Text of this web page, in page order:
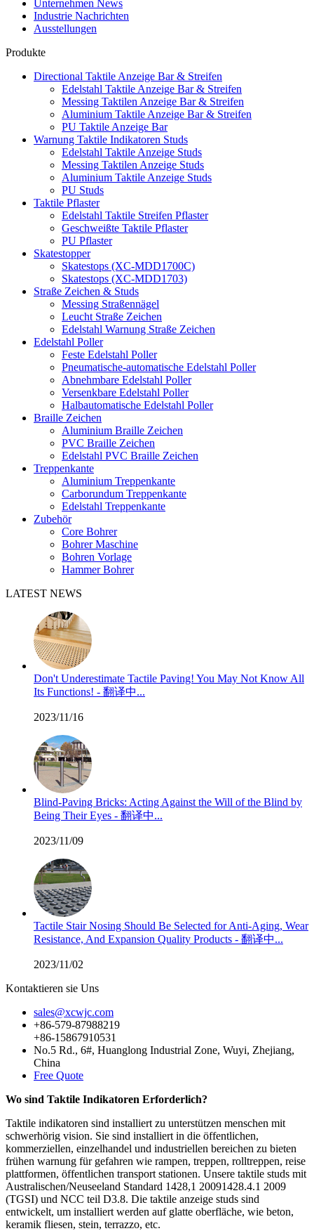
Unternehmen News
Industrie Nachrichten
Ausstellungen
Produkte
Directional Taktile Anzeige Bar & Streifen
Edelstahl Taktile Anzeige Bar & Streifen
Messing Taktilen Anzeige Bar & Streifen
Aluminium Taktile Anzeige Bar & Streifen
PU Taktile Anzeige Bar
Warnung Taktile Indikatoren Studs
Edelstahl Taktile Anzeige Studs
Messing Taktilen Anzeige Studs
Aluminium Taktile Anzeige Studs
PU Studs
Taktile Pflaster
Edelstahl Taktile Streifen Pflaster
Geschweißte Taktile Pflaster
PU Pflaster
Skatestopper
Skatestops (XC-MDD1700C)
Skatestops (XC-MDD1703)
Straße Zeichen & Studs
Messing Straßennägel
Leucht Straße Zeichen
Edelstahl Warnung Straße Zeichen
Edelstahl Poller
Feste Edelstahl Poller
Pneumatische-automatische Edelstahl Poller
Abnehmbare Edelstahl Poller
Versenkbare Edelstahl Poller
Halbautomatische Edelstahl Poller
Braille Zeichen
Aluminium Braille Zeichen
PVC Braille Zeichen
Edelstahl PVC Braille Zeichen
Treppenkante
Aluminium Treppenkante
Carborundum Treppenkante
Edelstahl Treppenkante
Zubehör
Core Bohrer
Bohrer Maschine
Bohren Vorlage
Hammer Bohrer
LATEST NEWS
Don't Underestimate Tactile Paving! You May Not Know All
Its Functions! - 翻译中...
2023/11/16
Blind-Paving Bricks: Acting Against the Will of the Blind by
Being Their Eyes - 翻译中...
2023/11/09
Tactile Stair Nosing Should Be Selected for Anti-Aging, Wear
Resistance, And Expansion Quality Products - 翻译中...
2023/11/02
Kontaktieren sie Uns
sales@xcwjc.com
+86-579-87988219
+86-15867910531
No.5 Rd., 6#, Huanglong Industrial Zone, Wuyi, Zhejiang,
China
Free Quote
Wo sind Taktile Indikatoren Erforderlich?
Taktile indikatoren sind installiert zu unterstützen menschen mit
schwerhörig vision. Sie sind installiert in die öffentlichen,
kommerziellen, einzelhandel und industriellen bereichen zu bieten
frühen warnung für gefahren wie rampen, treppen, rolltreppen, reise
plattformen, öffentlichen transport stationen. Unsere taktile studs mit
Australischen/Neuseeland Standard 1428,1 20091428.4.1 2009
(TGSI) und NCC teil D3.8. Die taktile anzeige studs sind
entwickelt, um installiert werden auf glatte oberfläche, wie beton,
keramik fliesen, stein, terrazzo, etc.